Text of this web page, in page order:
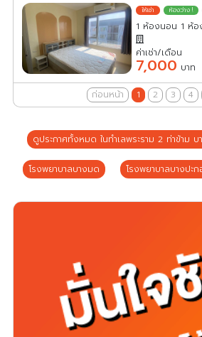
1 ห้องนอน 1 ห้อ
ค่าเช่า/เดือน
7,000 บาท
ก่อนหน้า 1 2 3 4
ดูประกาศทั้งหมด ในทำเลพระราม 2 ท่าข้าม
โรงพยาบาลบางมด โรงพยาบาลบางปะ